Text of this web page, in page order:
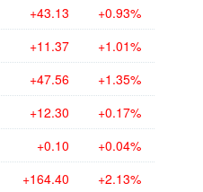
+43.13 +0.93%
+11.37 +1.01%
+47.56 +1.35%
+12.30 +0.17%
+0.10 +0.04%
+164.40 +2.13%